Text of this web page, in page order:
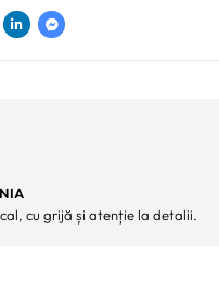
cu grijă și atenție la detalii.